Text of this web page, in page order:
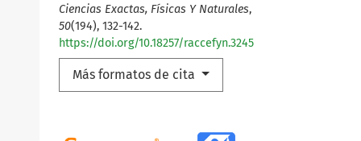
Ciencias Exactas, Físicas Y Naturales,
50(194), 132-142.
https://doi.org/10.18257/raccefyn.3245
Más formatos de cita